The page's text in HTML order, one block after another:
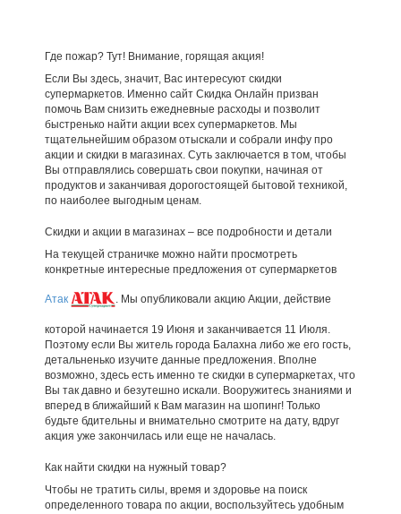
Где пожар? Тут! Внимание, горящая акция!
Если Вы здесь, значит, Вас интересуют скидки
супермаркетов. Именно сайт Скидка Онлайн призван
помочь Вам снизить ежедневные расходы и позволит
быстренько найти акции всех супермаркетов. Мы
тщательнейшим образом отыскали и собрали инфу про
акции и скидки в магазинах. Суть заключается в том, чтобы
Вы отправлялись совершать свои покупки, начиная от
продуктов и заканчивая дорогостоящей бытовой техникой,
по наиболее выгодным ценам.
Скидки и акции в магазинах – все подробности и детали
На текущей страничке можно найти просмотреть
конкретные интересные предложения от супермаркетов
Атак . Мы опубликовали акцию Акции, действие
которой начинается 19 Июня и заканчивается 11 Июля.
Поэтому если Вы житель города Балахна либо же его гость,
детальненько изучите данные предложения. Вполне
возможно, здесь есть именно те скидки в супермаркетах, что
Вы так давно и безутешно искали. Вооружитесь знаниями и
вперед в ближайший к Вам магазин на шопинг! Только
будьте бдительны и внимательно смотрите на дату, вдруг
акция уже закончилась или еще не началась.
Как найти скидки на нужный товар?
Чтобы не тратить силы, время и здоровье на поиск
определенного товара по акции, воспользуйтесь удобным